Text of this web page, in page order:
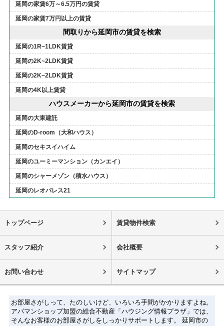
延岡の家賃6万～6.5万円の賃貸
延岡の家賃7万円以上の賃貸
間取りから延岡市の賃貸を検索
延岡の1R~1LDK賃貸
延岡の2K~2LDK賃貸
延岡の2K~2LDK賃貸
延岡の4K以上賃貸
ハウスメーカーから延岡市の賃貸を検索
延岡の大東建託
延岡のD-room（大和ハウス）
延岡のセキスイハイム
延岡のユーミーマンション（カンエイ）
延岡のシャーメゾン（積水ハウス）
延岡のレオパレス21
トップページ 賃貸物件検索
スタッフ紹介 会社概要
お問い合わせ サイトマップ
お部屋さがしって、たのしいけど、いろいろ手間がかかりますよね。
アパマンショップ加盟の総合不動産「ハウジング情報プラザ」では、
そんなお客様のお部屋さがしをしっかりサポートします。 延岡市の